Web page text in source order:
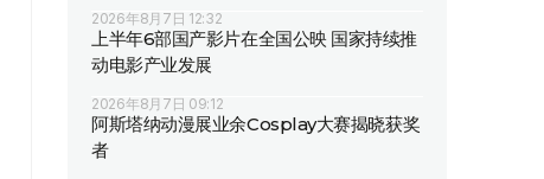
2026年8月7日 12:32
上半年6部国产影片在全国公映 国家持续推
动电影产业发展
2026年8月7日 09:12
阿斯塔纳动漫展业余Cosplay大赛揭晓获奖
者